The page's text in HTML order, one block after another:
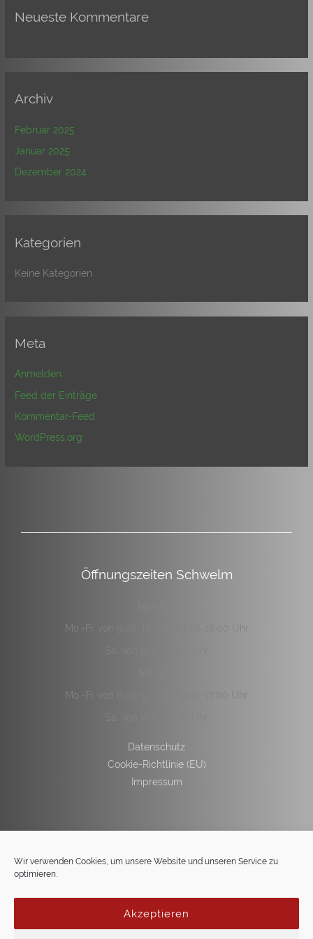
Wir verwenden Cookies, um unsere Website und unseren Service zu
optimieren.
Akzeptieren
Neueste Kommentare
Archiv
Februar 2025
Januar 2025
Dezember 2024
Kategorien
Keine Kategorien
Meta
Anmelden
Feed der Einträge
Kommentar-Feed
WordPress.org
Öffnungszeiten Schwelm
Mo.-Fr. von 9:00-12:00 & 13:00-18:00 Uhr
Mo.-Fr. von 8:00-12:00 & 13:00-17:00 Uhr
Datenschutz
Cookie-Richtlinie (EU)
Impressum